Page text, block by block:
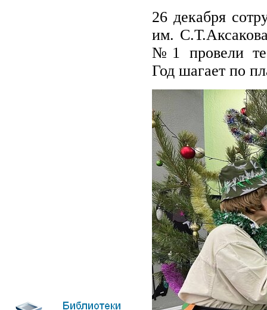
26 декабря
им.
№1 провели
Год шагает по